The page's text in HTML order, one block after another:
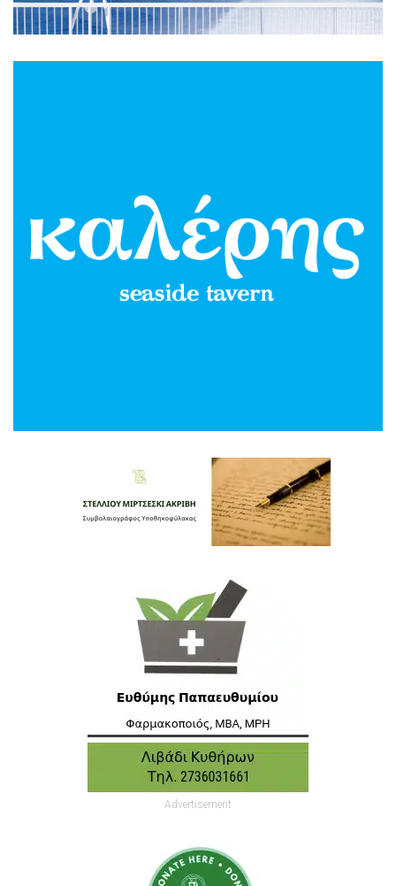
Advertisement